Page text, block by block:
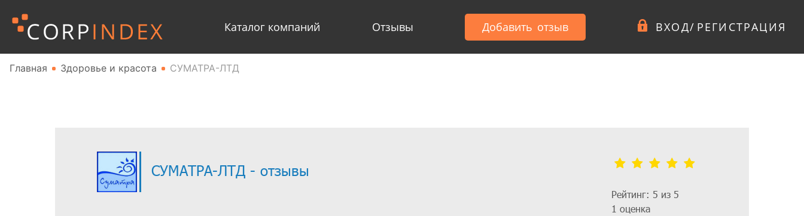
Каталог компаний Отзывы Добавить отзыв ВХОД/ РЕГИСТРАЦИЯ
Главная Здоровье и красота СУМАТРА-ЛТД
СУМАТРА-ЛТД - отзывы
Рейтинг: 5 из 5
1 оценка